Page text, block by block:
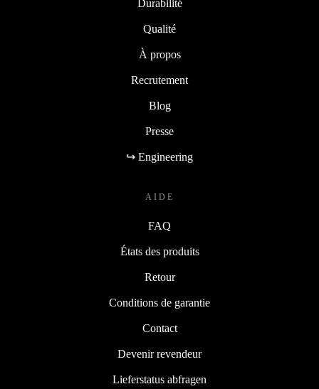
Durabilité
Qualité
À propos
Recrutement
Blog
Presse
↪ Engineering
AIDE
FAQ
États des produits
Retour
Conditions de garantie
Contact
Devenir revendeur
Lieferstatus abfragen